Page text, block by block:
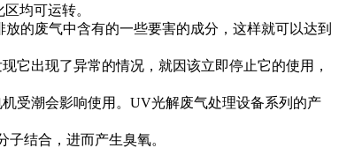
均可运转。
的废气中含有的一些要害的成分，这样就可以达到
出现了异常的情况，就因该立即停止它的使用，
受潮会影响使用。UV光解废气处理设备系列的产
结合，进而产生臭氧。